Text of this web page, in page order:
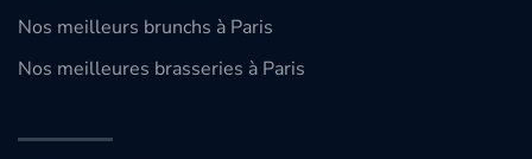
Nos meilleurs brunchs à Paris
Nos meilleures brasseries à Paris